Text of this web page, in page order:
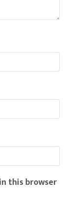
this browser